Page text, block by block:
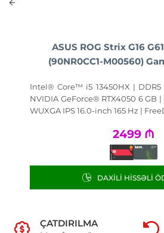
ASUS ROG Strix G16
(90NR0CC1-M00560)
Intel® Core™ i5 13450HX | DDR5
NVIDIA GeForce® RTX4050 6 GB |
WUXGA IPS 16.0-inch 165 Hz |
2499 ₼
DAXILI HISSƏLI
ÇATDIRILMA